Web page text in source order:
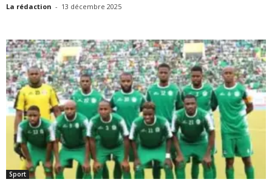
La rédaction - 13 décembre 2025
Sport